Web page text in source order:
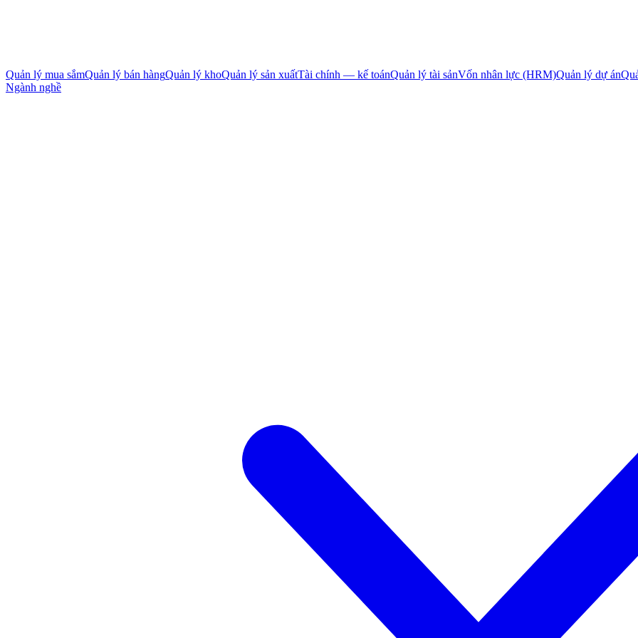
Quản lý mua sắmQuản lý bán hàngQuản lý khoQuản lý sản xuấtTài chính — kế toánQuản lý tài sảnVốn nhân lực (HRM)Quản lý dự án
Ngành nghề